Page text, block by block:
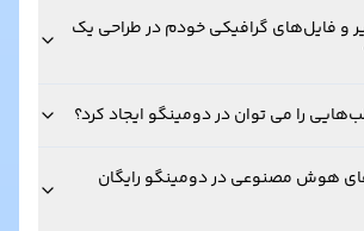
و فایل‌های گرافیکی خودم در طراحی یک
را می توان در دومینگو ایجاد کرد؟
هوش مصنوعی در دومینگو رایگان